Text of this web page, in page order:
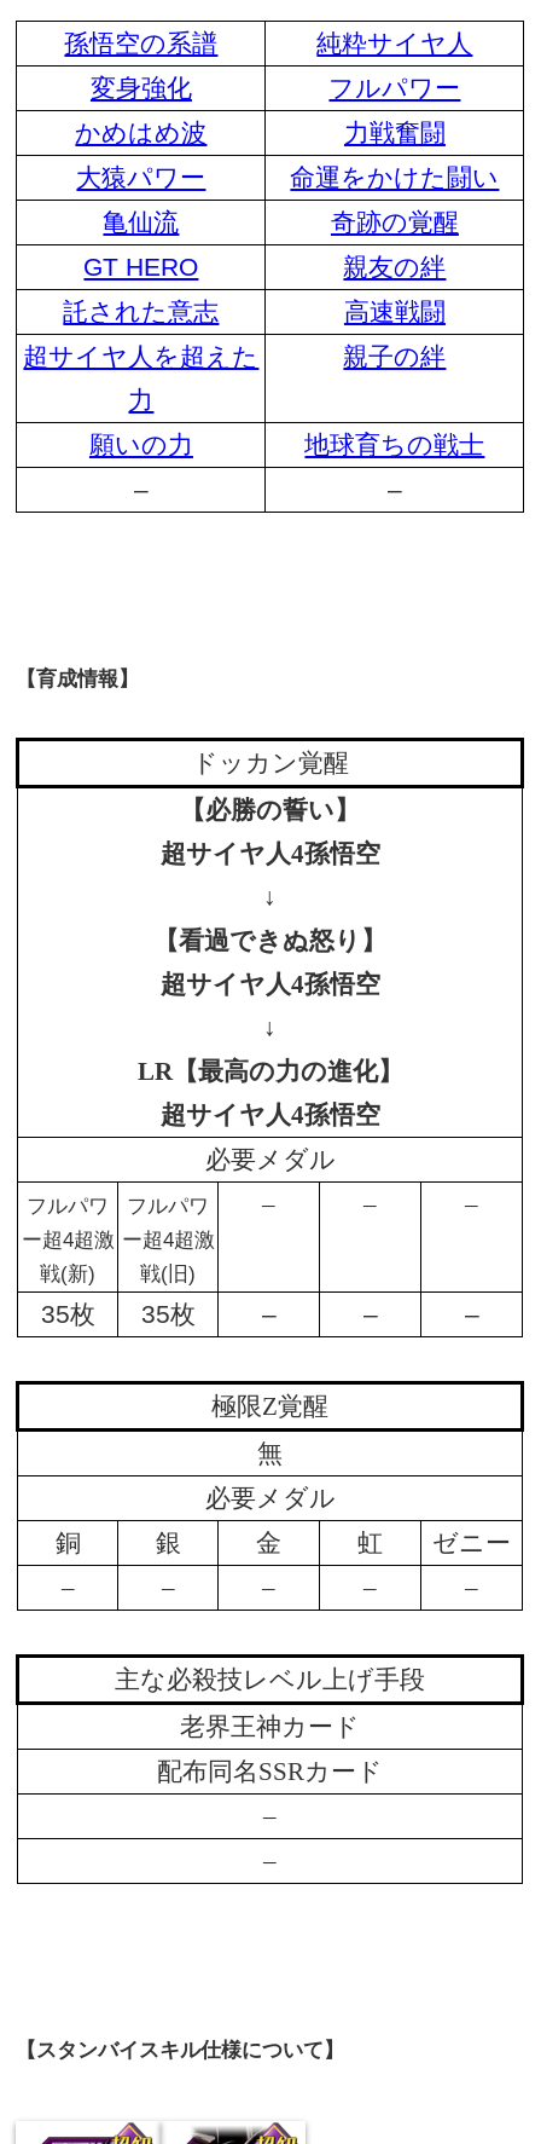
孫悟空の系譜
純粋サイヤ人
変身強化
フルパワー
かめはめ波
力戦奮闘
大猿パワー
命運をかけた闘い
亀仙流
奇跡の覚醒
GT HERO
親友の絆
託された意志
高速戦闘
超サイヤ人を超えた
力
親子の絆
願いの力
地球育ちの戦士
–
–
【育成情報】
ドッカン覚醒
【必勝の誓い】
超サイヤ人4孫悟空
↓
【看過できぬ怒り】
超サイヤ人4孫悟空
↓
LR【最高の力の進化】
超サイヤ人4孫悟空
必要メダル
フルパワ
ー超4超激
戦(新)
フルパワ
ー超4超激
戦(旧)
– – –
35枚 35枚 – – –
極限Z覚醒
無
必要メダル
銅
銀 金 虹
ゼニー
–
– – – –
主な必殺技レベル上げ手段
老界王神カード
配布同名SSRカード
–
–
【スタンバイスキル仕様について】